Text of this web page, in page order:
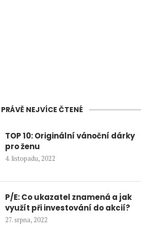
PRÁVĚ NEJVÍCE ČTENÉ
TOP 10: Originální vánoční dárky
pro ženu
4. listopadu, 2022
P/E: Co ukazatel znamená a jak
využít při investování do akcií?
27. srpna, 2022